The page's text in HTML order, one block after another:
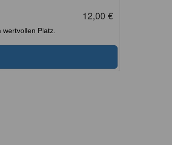
12,00 €
Platz.